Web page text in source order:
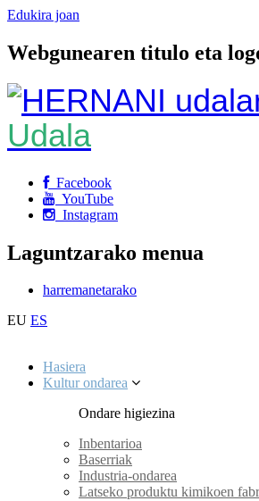
Edukira joan
Webgunearen titulo eta
Udala
Facebook
YouTube
Instagram
Laguntzarako menua
harremanetarako
EU ES
Hasiera
Kultur ondarea
Ondare higiezina
Inbentarioa
Baserriak
Industria-ondarea
Latseko produktu kimikoen